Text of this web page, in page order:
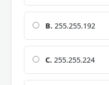
B. 255.255.192
C. 255.255.224